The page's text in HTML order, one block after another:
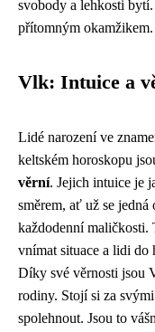
svobody a lehkosti
přítomným okamžikem.
Vlk: Intuice a
Lidé narození ve
keltském horoskopu
věrní. Jejich intuice je
směrem, ať už se
každodenní maličkosti.
vnímat situace a lidi do
Díky své věrnosti jsou
rodiny. Stojí si za
spolehnout. Jsou to